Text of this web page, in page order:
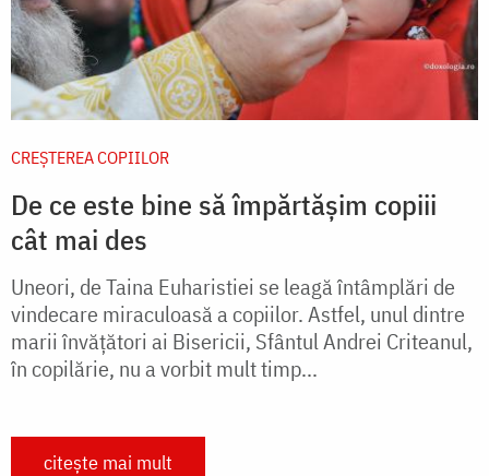
CREŞTEREA COPIILOR
De ce este bine să împărtășim copiii
cât mai des
Uneori, de Taina Euharistiei se leagă întâmplări de
vindecare miraculoasă a copiilor. Astfel, unul dintre
marii învăţători ai Bisericii, Sfântul Andrei Criteanul,
în copilărie, nu a vorbit mult timp...
citește mai mult